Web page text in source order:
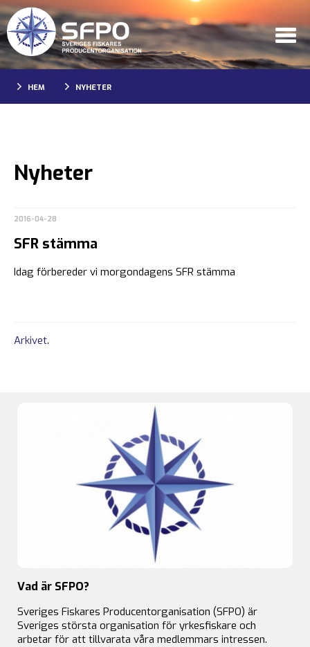
HEM NYHETER
Nyheter
2016-04-28
SFR stämma
Idag förbereder vi morgondagens SFR stämma
Arkivet.
Vad är SFPO?
Sveriges Fiskares Producentorganisation (SFPO) är
Sveriges största organisation för yrkesfiskare och
arbetar för att tillvarata våra medlemmars intressen.